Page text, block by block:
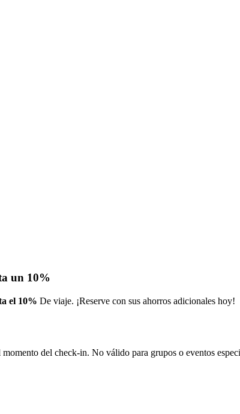
un 10%
el 10% De viaje. ¡Reserve con sus ahorros adicionales hoy!
del check-in. No válido para grupos o eventos